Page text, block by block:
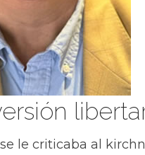
le criticaba al